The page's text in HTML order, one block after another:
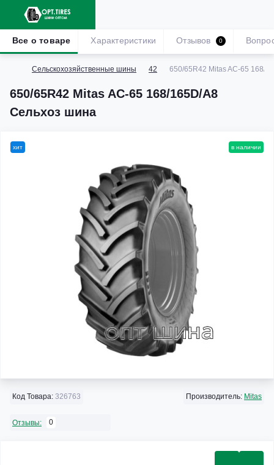
Сельскохозяйственные шины 42 650/65R42 Mitas AC-65 168/
650/65R42 Mitas AC-65 168/165D/A8
Сельхоз шина
Все о товаре Характеристики Отзывов 0
хит в наличии
Код Товара: 326763 Производитель: Mitas
Отзывы: 0